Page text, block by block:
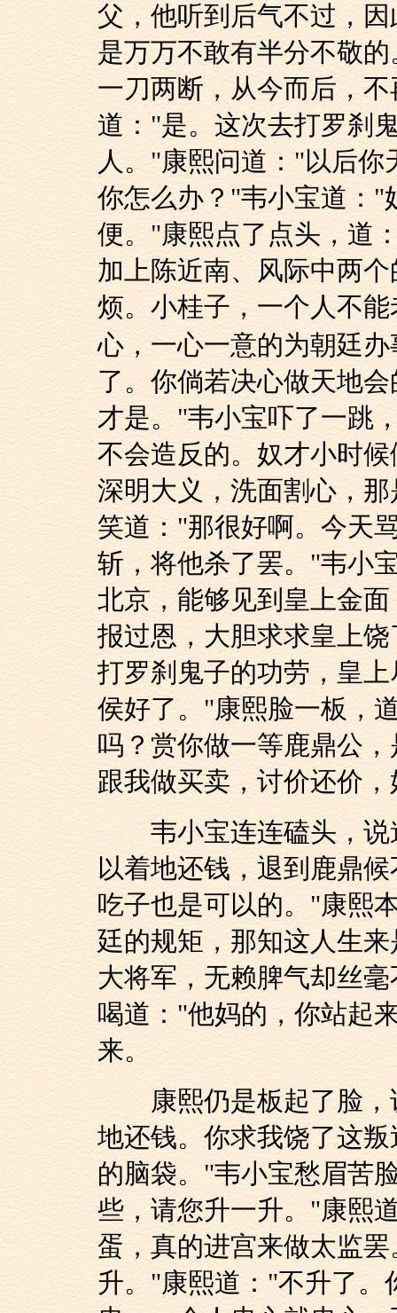
父，他听到后气不过，
是万万不敢有半分不敬
一刀两断，从今而后，
道："是。这次去打罗刹
人。"康熙问道："以后你
你怎么办？"韦小宝道："
便。"康熙点了点头，道
加上陈近南、风际中两
烦。小桂子，一个人不
心，一心一意的为朝廷
了。你倘若决心做天地
才是。"韦小宝吓了一跳
不会造反的。奴才小时
深明大义，洗面割心，
笑道："那很好啊。今天
斩，将他杀了罢。"韦小
北京，能够见到皇上金
报过恩，大胆求求皇上
打罗刹鬼子的功劳，皇
侯好了。"康熙脸一板，
吗？赏你做一等鹿鼎公
跟我做买卖，讨价还价
韦小宝连连磕头，说
以着地还钱，退到鹿鼎
吃子也是可以的。"康熙
廷的规矩，那知这人生
大将军，无赖脾气却丝
喝道："他妈的，你站起
来。
康熙仍是板起了脸，
地还钱。你求我饶了这
的脑袋。"韦小宝愁眉苦
些，请您升一升。"康熙
蛋，真的进宫来做太监
升。"康熙道："不升了。